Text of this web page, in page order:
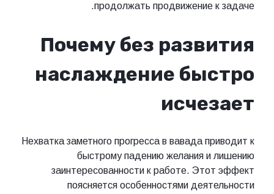
продолжать продвижение к задаче.
Почему без развития
наслаждение быстро
исчезает
Нехватка заметного прогресса в вавада приводит к
быстрому падению желания и лишению
заинтересованности к работе. Этот эффект
поясняется особенностями деятельности